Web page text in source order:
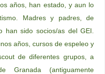
años, han estado, y aun lo
Madres y padres, de
han sido socios/as del GEI.
años, cursos de espeleo y
de diferentes grupos, a
(antiguamente